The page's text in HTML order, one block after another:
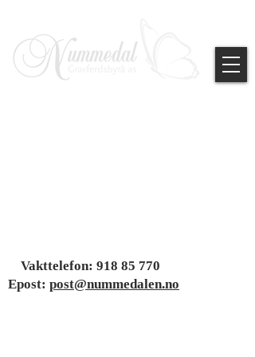
Vakttelefon: 918 85 770
Epost: post@nummedalen.no